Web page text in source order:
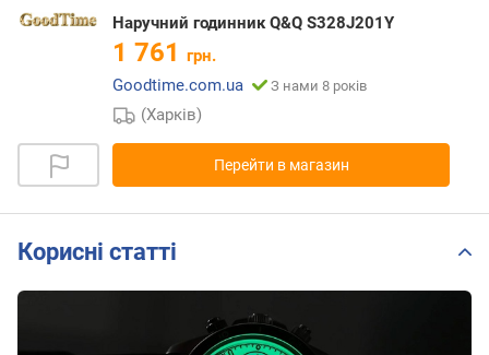
Наручний годинник Q&Q S328J201Y
1 761 грн.
Goodtime.com.ua
З нами 8 років
(Харків)
Перейти в магазин
Корисні статті